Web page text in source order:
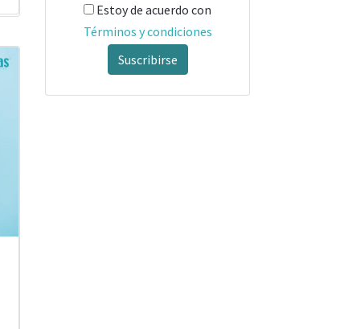
Estoy de acuerdo con
Términos y condiciones
Suscribirse